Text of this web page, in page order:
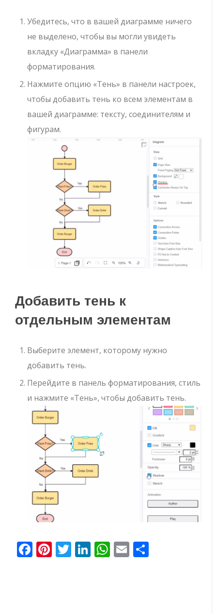
Убедитесь, что в вашей диаграмме ничего
не выделено, чтобы вы могли увидеть
вкладку «Диаграмма» в панели
форматирования.
Нажмите опцию «Тень» в панели настроек,
чтобы добавить тень ко всем элементам в
вашей диаграмме: тексту, соединителям и
фигурам.
Добавить тень к
отдельным элементам
Выберите элемент, которому нужно
добавить тень.
Перейдите в панель форматирования, стиль
и нажмите «Тень», чтобы добавить тень.
Facebook
Pinterest
Twitter
LinkedIn
WhatsApp
Email